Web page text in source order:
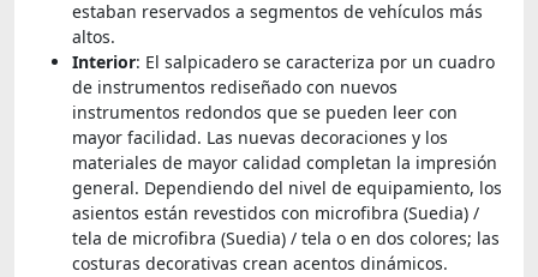
estaban reservados a segmentos de vehículos más
altos.
Interior: El salpicadero se caracteriza por un cuadro
de instrumentos rediseñado con nuevos
instrumentos redondos que se pueden leer con
mayor facilidad. Las nuevas decoraciones y los
materiales de mayor calidad completan la impresión
general. Dependiendo del nivel de equipamiento, los
asientos están revestidos con microfibra (Suedia) /
tela de microfibra (Suedia) / tela o en dos colores; las
costuras decorativas crean acentos dinámicos.